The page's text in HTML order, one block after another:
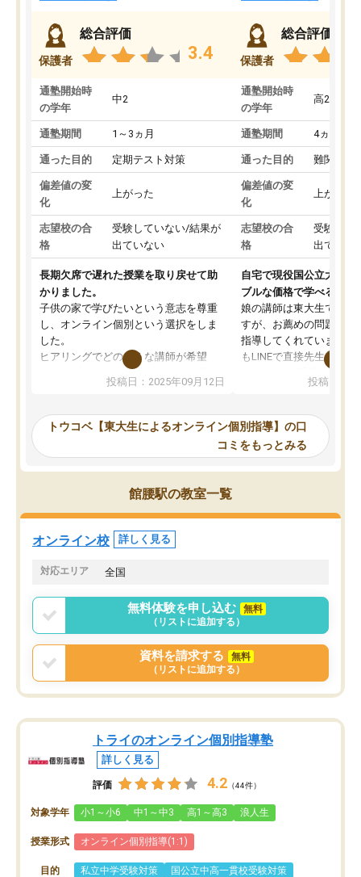
保護者
総合評価
3.4
通塾開始時
の学年
中2
通塾期間 1～3ヵ月
通った目的 定期テスト対策
偏差値の変
化
上がった
志望校の合
格
受験していない/結果が
出ていない
長期欠席で遅れた授業を取り戻せて助
かりました。
子供の家で学びたいという意志を尊重
し、オンライン個別という選択をしま
した。
ヒアリングでどのような講師が希望
か、オプションは付帯するかなど選ぶ
事が出来ました。
ーティングを行い、その講師で良いか
見てから講師を決定する事ができま
す。
うちの子は、初回面談の講師の方で決
オンラインツールを使用した単語帳の
共有があり宿題もそちらで出される形
でした。
言う事で講師変更の申し出があり、あ
まりに短期での変更だった為、塾に通
う事にして退会しました。遅れも取り
戻せ、授業内容や講師の方は良かった
と思います。
投稿日：2025年09月12日
保護者
総合評価
通塾開始時
の学年
高2
通塾期間 4ヵ月～1
通った目的 難関私立
偏差値の変
化
上がった
志望校の合
格
受験して
出ていな
自宅で現役国公立大学生
ブルな価格で学べる
娘の講師は東大生では無
すが、お薦めの問題集や
指導してくれています。
もLINEで直接先生に質問
めれるので、個人に合
いなのがあり(有料)、受
ことをどんなスケジュー
くか相談したのですが、
ち期待したものではなく
くなってきたようなので
投稿日：
トウコベ【東大生によるオンライン個別指導】の口
コミをもっとみる
館腰駅の教室一覧
オンライン校 詳しく見る
対応エリア 全国
無料体験を申し込む
無料
（リストに追加する）
資料を請求する
無料
（リストに追加する）
トライのオンライン個別指導塾
詳しく見る
評価 4.2 （44件）
対象学年 小1～小6 中1～中3 高1～高3 浪人生
授業形式 オンライン個別指導(1:1)
目的 私立中学受験対策
国公立中高一貫校受験対策